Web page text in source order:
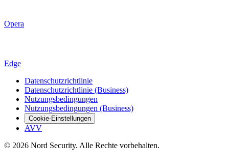
Opera
Edge
Datenschutzrichtlinie
Datenschutzrichtlinie (Business)
Nutzungsbedingungen
Nutzungsbedingungen (Business)
Cookie-Einstellungen
AVV
© 2026 Nord Security. Alle Rechte vorbehalten.